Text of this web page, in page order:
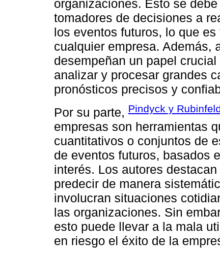
organizaciones. Esto se
tomadores de decisiones a
los eventos futuros, lo que
cualquier empresa. Además,
desempeñan un papel
analizar y procesar grandes
pronósticos precisos y
Por su parte, Pindyck y
empresas son herramientas
cuantitativos o conjuntos de
de eventos futuros, basados
interés. Los autores
predecir de manera
involucran situaciones
las organizaciones. Sin
esto puede llevar a la mala
en riesgo el éxito de la